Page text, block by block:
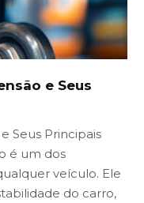
e Seus
Seus Principais
é um dos
veículo. Ele
do carro,